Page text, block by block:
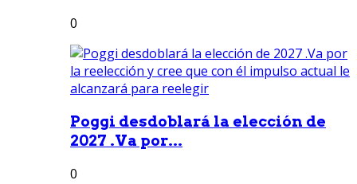
0
Poggi desdoblará la elección de
2027 .Va por...
0